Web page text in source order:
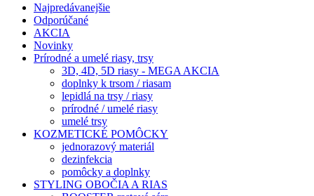
Najpredávanejšie
Odporúčané
AKCIA
Novinky
Prírodné a umelé riasy, trsy
3D, 4D, 5D riasy - MEGA AKCIA
doplnky k trsom / riasam
lepidlá na trsy / riasy
prírodné / umelé riasy
umelé trsy
KOZMETICKÉ POMÔCKY
jednorazový materiál
dezinfekcia
pomôcky a doplnky
STYLING OBOČIA A RIAS